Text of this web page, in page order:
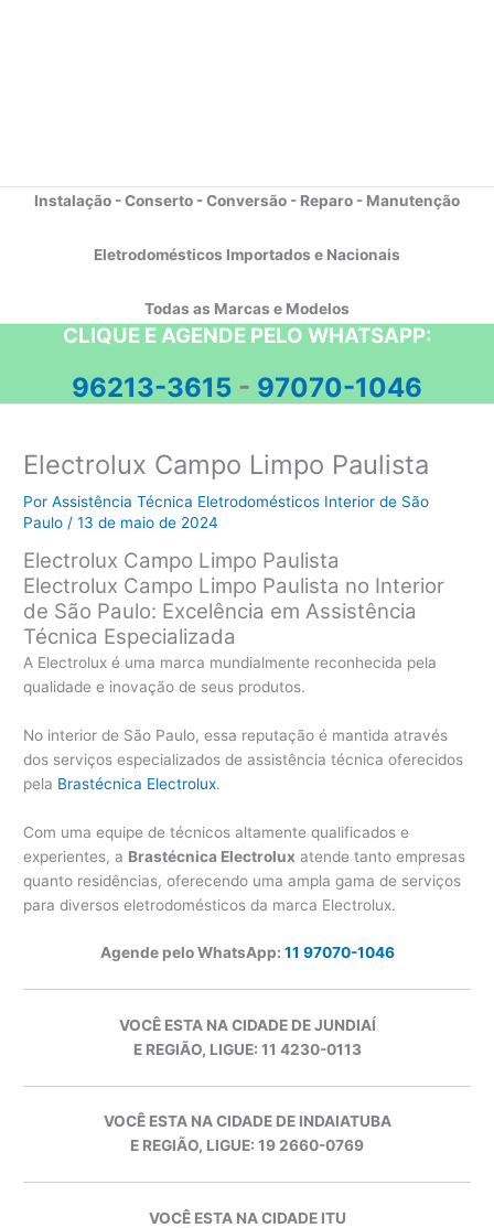
Instalação - Conserto - Conversão - Reparo - Manutenção
Eletrodomésticos Importados e Nacionais
Todas as Marcas e Modelos
CLIQUE E AGENDE PELO WHATSAPP:
96213-3615 - 97070-1046
Electrolux Campo Limpo Paulista
PorAssistência Técnica Eletrodomésticos Interior de São
Paulo /13 de maio de 2024
Electrolux Campo Limpo Paulista
Electrolux Campo Limpo Paulista no Interior
de São Paulo: Excelência em Assistência
Técnica Especializada
A Electrolux é uma marca mundialmente reconhecida pela
qualidade e inovação de seus produtos.
No interior de São Paulo, essa reputação é mantida através
dos serviços especializados de assistência técnica oferecidos
pela Brastécnica Electrolux.
Com uma equipe de técnicos altamente qualificados e
experientes, a Brastécnica Electrolux atende tanto empresas
quanto residências, oferecendo uma ampla gama de serviços
para diversos eletrodomésticos da marca Electrolux.
Agende pelo WhatsApp: 11 97070-1046
VOCÊ ESTA NA CIDADE DE JUNDIAÍ
E REGIÃO, LIGUE: 11 4230-0113
VOCÊ ESTA NA CIDADE DE INDAIATUBA
E REGIÃO, LIGUE: 19 2660-0769
VOCÊ ESTA NA CIDADE ITU